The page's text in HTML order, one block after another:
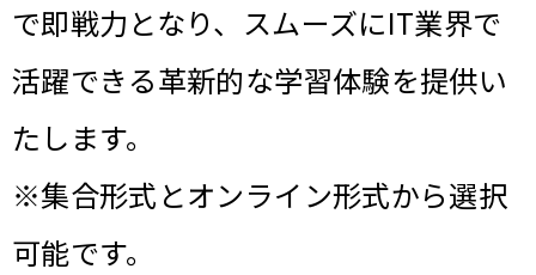
で即戦力となり、スムーズにIT業界で
活躍できる革新的な学習体験を提供い
たします。
※集合形式とオンライン形式から選択
可能です。